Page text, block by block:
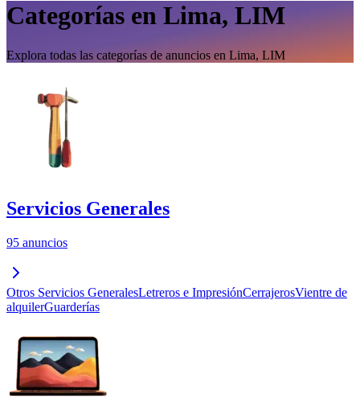
Categorías en Lima, LIM
Explora todas las categorías de anuncios en Lima, LIM
Servicios Generales
95 anuncios
Otros Servicios GeneralesLetreros e ImpresiónCerrajerosVientre de
alquilerGuarderías